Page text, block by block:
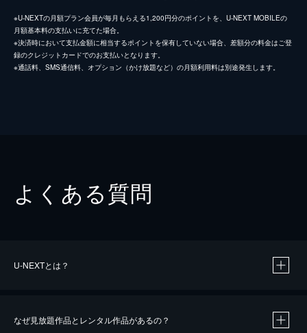
※U-NEXTの月額プラン会員が毎月もらえる1,200円分のポイントを、U-NEXT MOBILEの
月額基本料の支払いに充てた場合。
※決済時において支払金額に相当するポイントを保有していない場合、差額分の料金はご登
録のクレジットカードでのお支払いとなります。
※通話料、SMS通信料、オプション（かけ放題など）の月額利用料は別途発生します。
よくある質問
U-NEXTとは？
なぜ見放題作品とレンタル作品があるの？